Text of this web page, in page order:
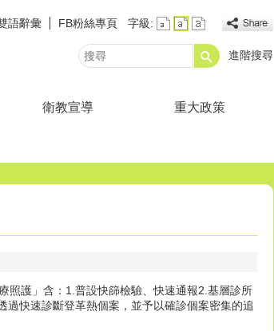
語辭彙 FB粉絲專頁 字級:
搜
進階搜尋
衛教宣導 重大政策
照護」含：1.普設快篩檢驗、快速通報2.基層診所
快速診斷登革熱個案，並予以確診個案密集的追